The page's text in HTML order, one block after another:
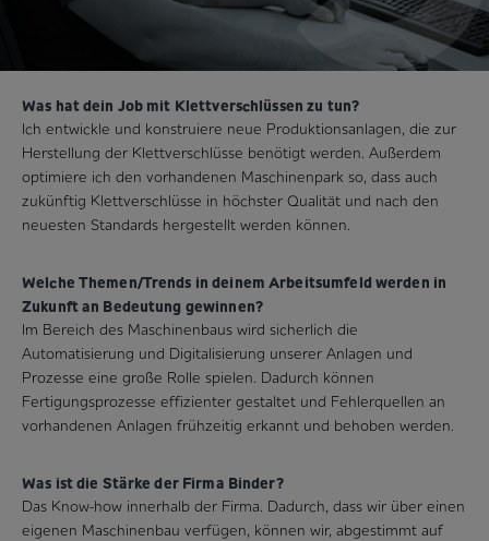
Was hat dein Job mit Klettverschlüssen zu tun?
Ich entwickle und konstruiere neue Produktionsanlagen, die zur
Herstellung der Klettverschlüsse benötigt werden. Außerdem
optimiere ich den vorhandenen Maschinenpark so, dass auch
zukünftig Klettverschlüsse in höchster Qualität und nach den
neuesten Standards hergestellt werden können.
Welche Themen/Trends in deinem Arbeitsumfeld werden in
Zukunft an Bedeutung gewinnen?
Im Bereich des Maschinenbaus wird sicherlich die
Automatisierung und Digitalisierung unserer Anlagen und
Prozesse eine große Rolle spielen. Dadurch können
Fertigungsprozesse effizienter gestaltet und Fehlerquellen an
vorhandenen Anlagen frühzeitig erkannt und behoben werden.
Was ist die Stärke der Firma Binder?
Das Know-how innerhalb der Firma. Dadurch, dass wir über einen
eigenen Maschinenbau verfügen, können wir, abgestimmt auf